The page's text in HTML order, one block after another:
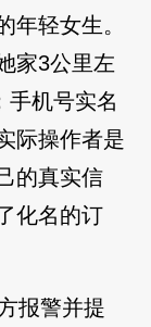
年轻女生。
家3公里左
手机号实名
际操作者是
的真实信
化名的订
报警并提